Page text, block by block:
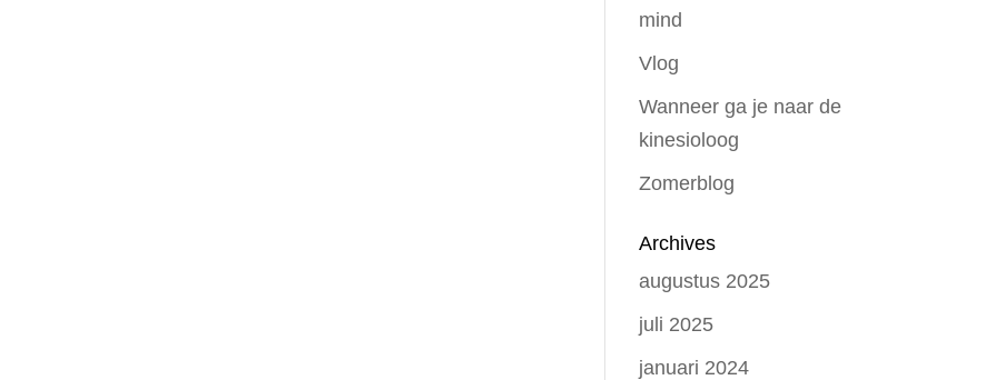
mind
Vlog
Wanneer ga je naar de
kinesioloog
Zomerblog
Archives
augustus 2025
juli 2025
januari 2024